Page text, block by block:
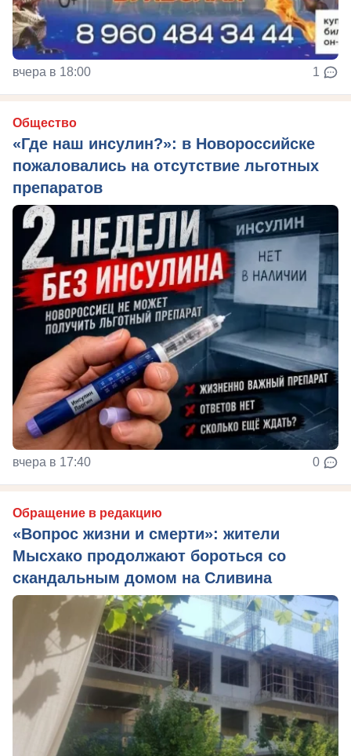
вчера в 18:00 1
Общество
«Где наш инсулин?»: в Новороссийске
пожаловались на отсутствие льготных
препаратов
вчера в 17:40 0
Обращение в редакцию
«Вопрос жизни и смерти»: жители
Мысхако продолжают бороться со
скандальным домом на Сливина